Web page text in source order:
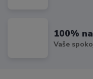
100%
Vaše